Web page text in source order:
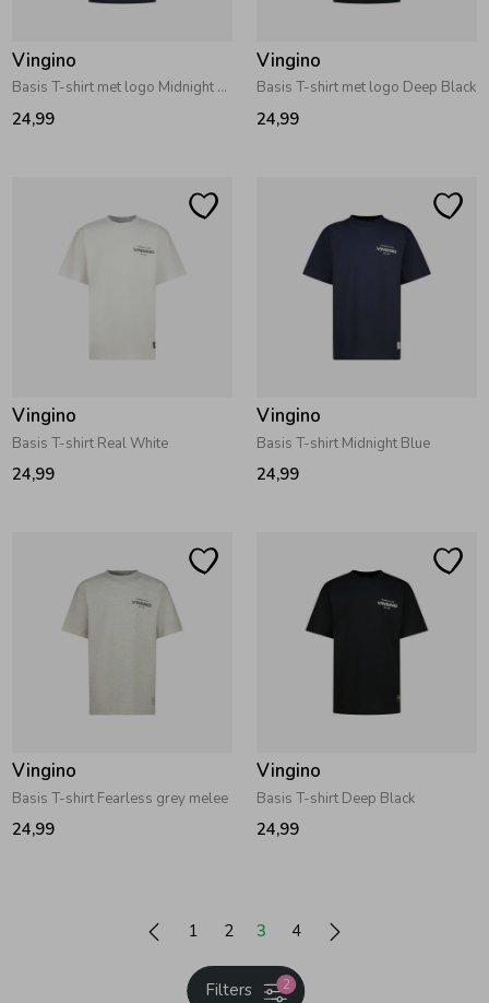
Vingino
Basis T-shirt met logo Midnight Blue
24,99
Vingino
Basis T-shirt met logo Deep Black
24,99
Vingino
Basis T-shirt Real White
24,99
Vingino
Basis T-shirt Midnight Blue
24,99
Vingino
Basis T-shirt Fearless grey melee
24,99
Vingino
Basis T-shirt Deep Black
24,99
1 2 3 4
2
Filters